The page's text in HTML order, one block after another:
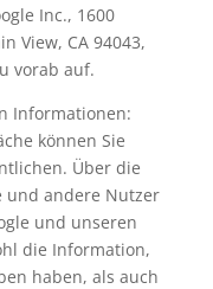
Inc., 1600
View, CA 94043,
vorab auf.
Informationen:
können Sie
Über die
und andere Nutzer
und unseren
die Information,
haben, als auch